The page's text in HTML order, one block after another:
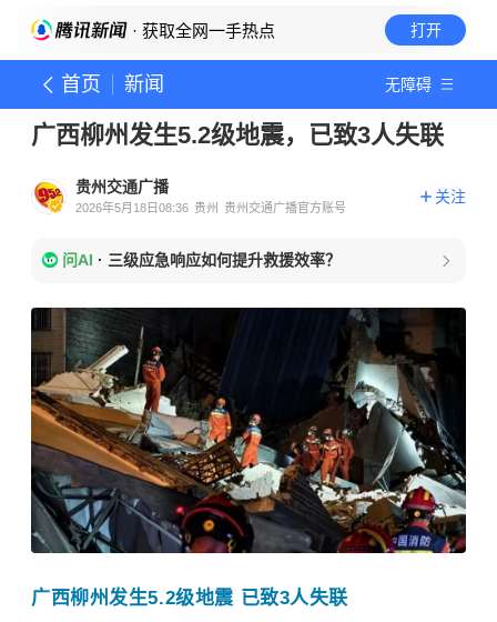
· 获取全网一手热点 打开
首页 新闻 无障碍
广西柳州发生5.2级地震，已致3人失联
贵州交通广播
2026年5月18日08:36 贵州 贵州交通广播官方账号
关注
问AI · 三级应急响应如何提升救援效率？
广西柳州发生5.2级地震 已致3人失联